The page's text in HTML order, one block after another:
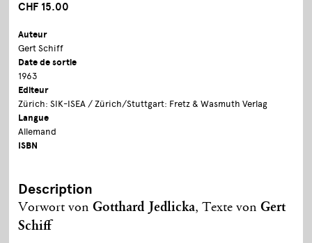
CHF 15.00
Auteur
Gert Schiff
Date de sortie
1963
Editeur
Zürich: SIK-ISEA / Zürich/Stuttgart: Fretz & Wasmuth Verlag
Langue
Allemand
ISBN
Description
Vorwort vonGotthard Jedlicka, Texte vonGert
Schiff